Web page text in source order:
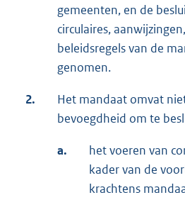
gemeenten, en de
circulaires,
beleidsregels van de
genomen.
2.
Het mandaat omvat
bevoegdheid om te
a.
het voeren van
kader van de
krachtens